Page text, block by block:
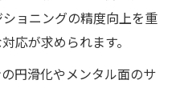
ョニングの精度向上を重
応が求められます。
円滑化やメンタル面のサ